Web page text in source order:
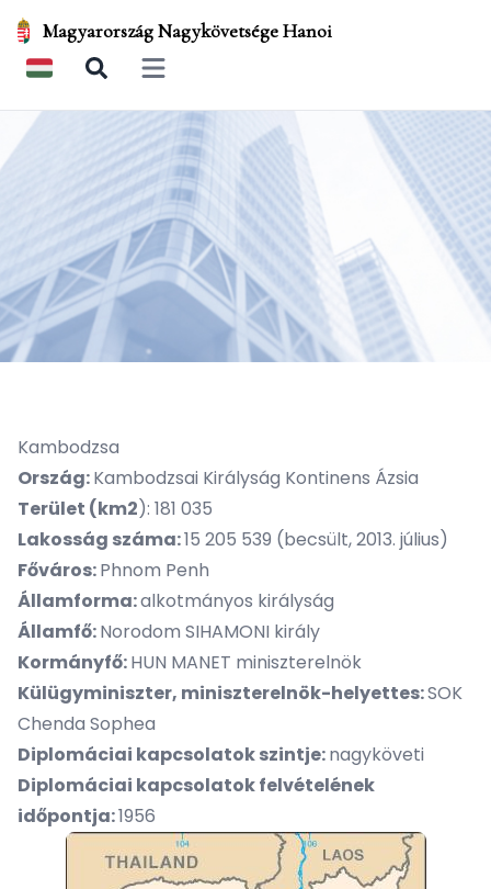
Magyarország Nagykövetsége Hanoi
Open main menu
Kambodzsa
Ország:Kambodzsai Királyság Kontinens Ázsia
Terület (km2): 181 035
Lakosság száma:15 205 539 (becsült, 2013. július)
Főváros:Phnom Penh
Államforma:alkotmányos királyság
Államfő:Norodom SIHAMONI király
Kormányfő:HUN MANET miniszterelnök
Külügyminiszter, miniszterelnök-helyettes:SOK
Chenda Sophea
Diplomáciai kapcsolatok szintje:nagyköveti
Diplomáciai kapcsolatok felvételének
időpontja:1956